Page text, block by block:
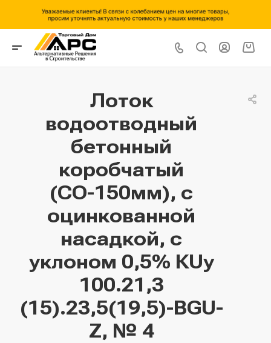
Лоток
водоотводный
бетонный
коробчатый
(СО-150мм), с
оцинкованной
насадкой, с
уклоном 0,5% КUу
100.21,3
(15).23,5(19,5)-BGU-
Z, № 4